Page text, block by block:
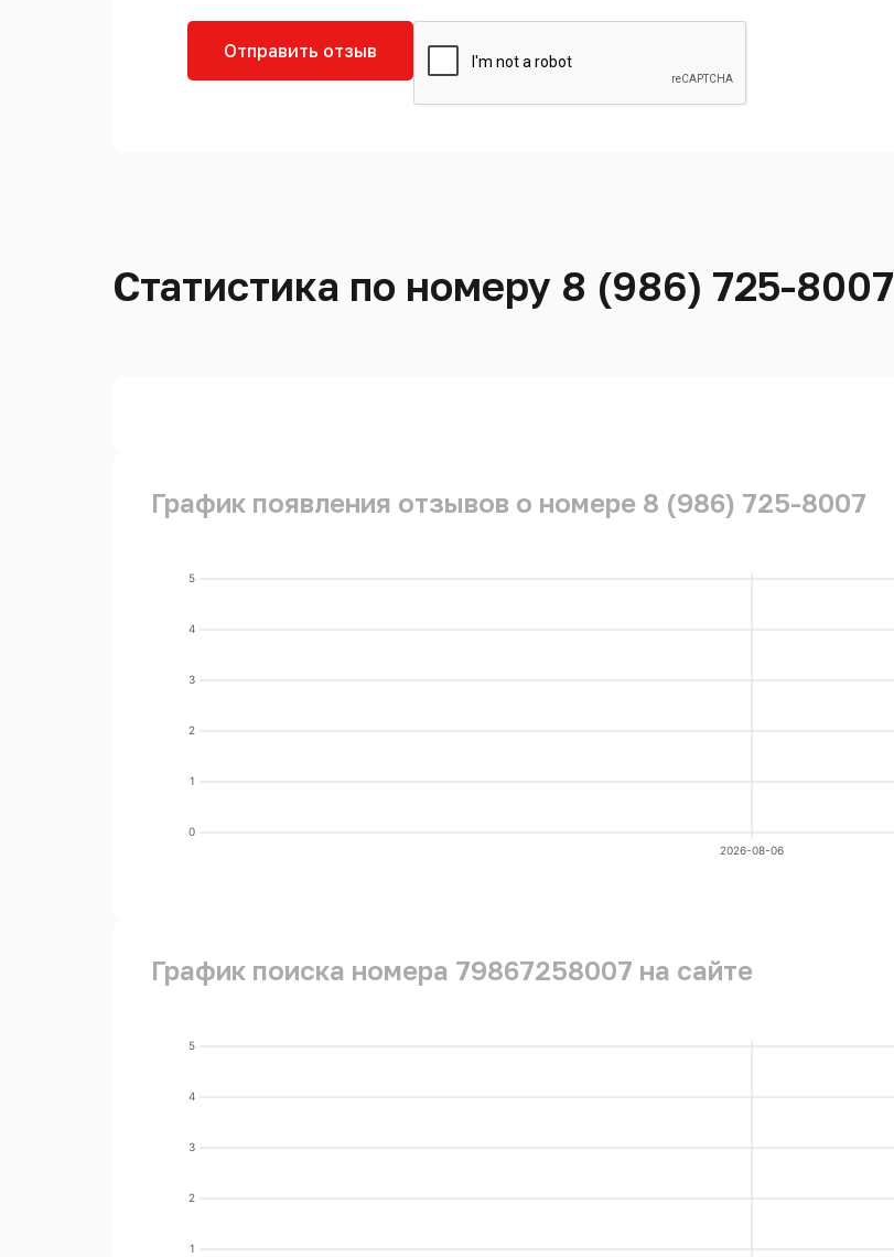
Отправить отзыв
Статистика по номеру 8 (986) 725-8007
График появления отзывов о номере 8 (986) 725-8007
0
1
2
3
4
5
2026-08-06
График поиска номера 79867258007 на сайте
1
2
3
4
5